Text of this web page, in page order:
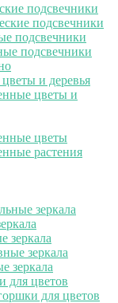
подсвечники
подсвечники
подсвечники
подсвечники
и деревья
цветы и
цветы
растения
зеркала
зеркала
зеркала
зеркала
для цветов
для цветов